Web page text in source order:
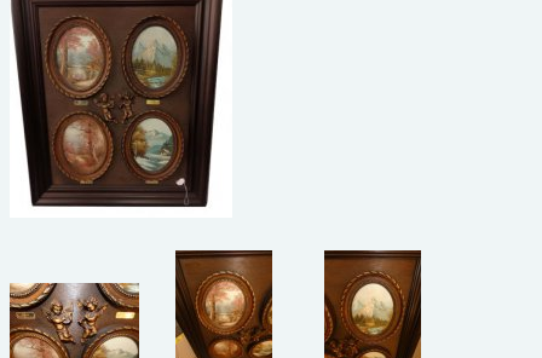
reclamevoorwerpen/merken
curiosa
schilderijen
porselein/aardewerk
medailles/munten/bankbiljetten
ets/tekening/litho/gravure